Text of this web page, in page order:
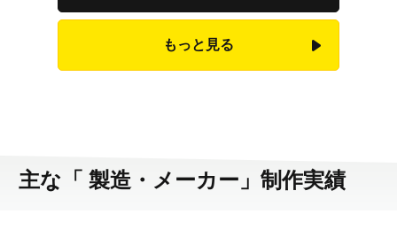
もっと見る
主な「 製造・メーカー」制作実績